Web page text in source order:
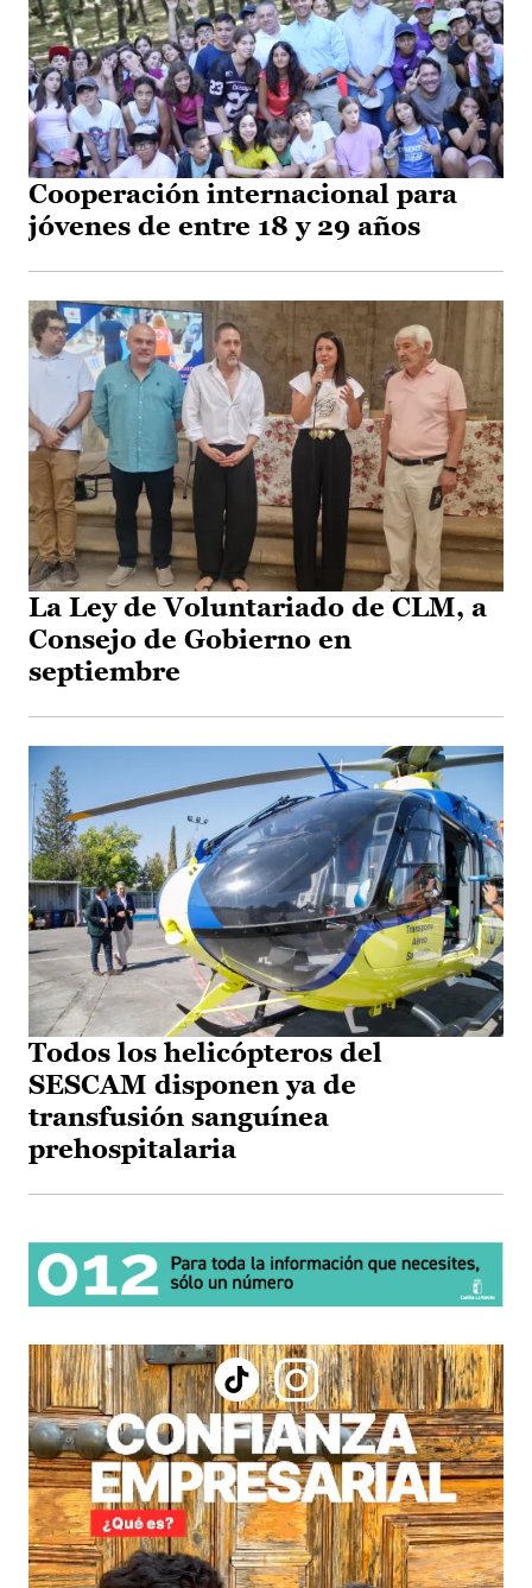
Cooperación internacional para
jóvenes de entre 18 y 29 años
La Ley de Voluntariado de CLM, a
Consejo de Gobierno en
septiembre
Todos los helicópteros del
SESCAM disponen ya de
transfusión sanguínea
prehospitalaria